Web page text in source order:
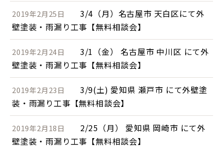
2019年2月25日
3/4（月）名古屋市 天白区にて外
壁塗装・雨漏り工事【無料相談会】
2019年2月24日
3/1（金） 名古屋市 中川区 にて外
壁塗装・雨漏り工事【無料相談会】
2019年2月23日
3/9(土) 愛知県 瀬戸市 にて外壁塗
装・雨漏り工事【無料相談会】
2019年2月18日
2/25（月） 愛知県 岡崎市 にて外
壁塗装・雨漏り工事【無料相談会】